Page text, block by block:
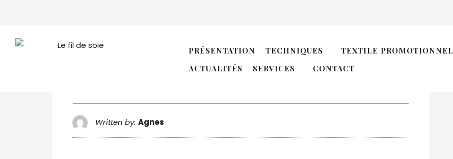
PRÉSENTATION TECHNIQUES TEXTILE PROMOTIONNEL
ACTUALITÉS
SERVICES CONTACT
szpula-1
Written by: Agnes